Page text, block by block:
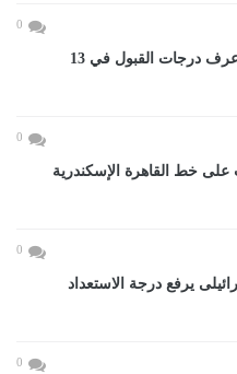
0
تنسيق الثانوى العام 2027.. اعرف درجات القبول في 13
0
خط القاهرة الإسكندرية
0
يرفع درجة الاستعداد
0